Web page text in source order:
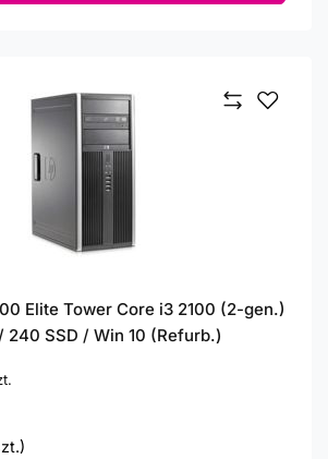
Elite Tower Core i3 2100 (2-gen.)
240 SSD / Win 10 (Refurb.)